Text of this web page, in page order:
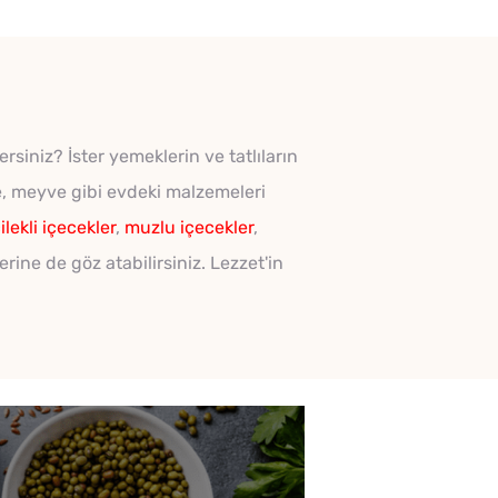
İster yemeklerin ve tatlıların
meyve gibi evdeki malzemeleri
içecekler, muzlu içecekler,
de göz atabilirsiniz. Lezzet'in